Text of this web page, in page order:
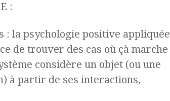
:
: la psychologie positive appliquée
de trouver des cas où çà marche
considère un objet (ou une
à partir de ses interactions,